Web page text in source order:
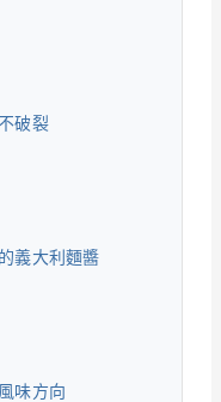
破裂
義大利麵醬
味方向